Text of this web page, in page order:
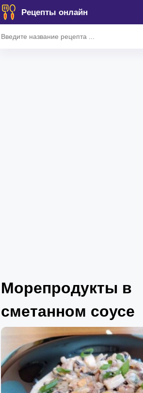
Рецепты онлайн
Морепродукты в
сметанном соусе